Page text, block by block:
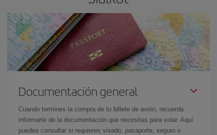
Documentación general
Cuando termines la compra de tu billete de avión, recuerda
informarte de la documentación que necesitas para volar. Aquí
puedes consultar si requieres visado, pasaporte, seguro o